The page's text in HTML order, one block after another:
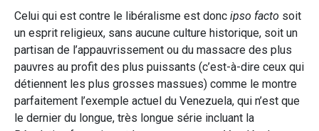
Celui qui est contre le libéralisme est donc ipso facto soit
un esprit religieux, sans aucune culture historique, soit un
partisan de l’appauvrissement ou du massacre des plus
pauvres au profit des plus puissants (c’est-à-dire ceux qui
détiennent les plus grosses massues) comme le montre
parfaitement l’exemple actuel du Venezuela, qui n’est que
le dernier du longue, très longue série incluant la